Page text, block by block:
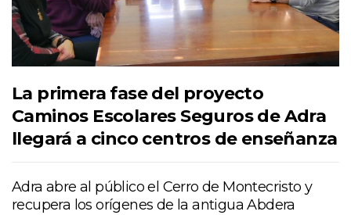
La primera fase del proyecto
Caminos Escolares Seguros de Adra
llegará a cinco centros de enseñanza
Adra abre al público el Cerro de Montecristo y
recupera los orígenes de la antigua Abdera